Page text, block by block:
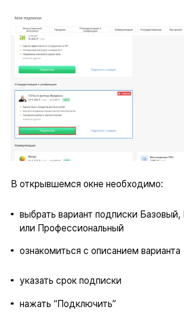
В открывшемся окне необходимо:
выбрать вариант подписки
или Профессиональный
ознакомиться с описанием варианта
указать срок подписки
нажать “Подключить”